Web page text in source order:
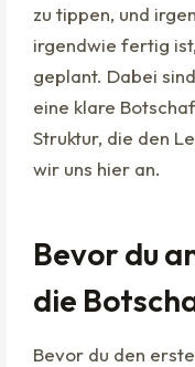
zu tippen, und
irgendwie fertig
geplant. Dabei
eine klare
Struktur, die den
wir uns hier an.
Bevor du
die
Bevor du den